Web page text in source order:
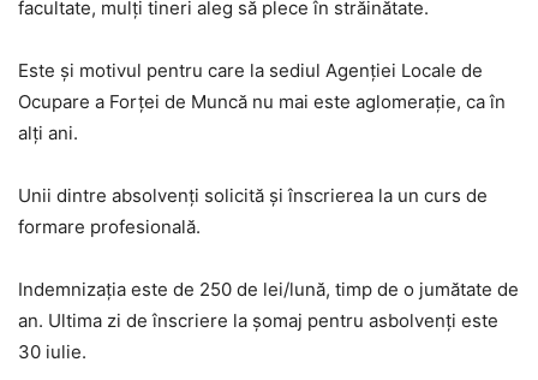
facultate, mulţi tineri aleg să plece în străinătate.
Este şi motivul pentru care la sediul Agenţiei Locale de
Ocupare a Forţei de Muncă nu mai este aglomeraţie, ca în
alţi ani.
Unii dintre absolvenţi solicită şi înscrierea la un curs de
formare profesională.
Indemnizaţia este de 250 de lei/lună, timp de o jumătate de
an. Ultima zi de înscriere la şomaj pentru asbolvenţi este
30 iulie.